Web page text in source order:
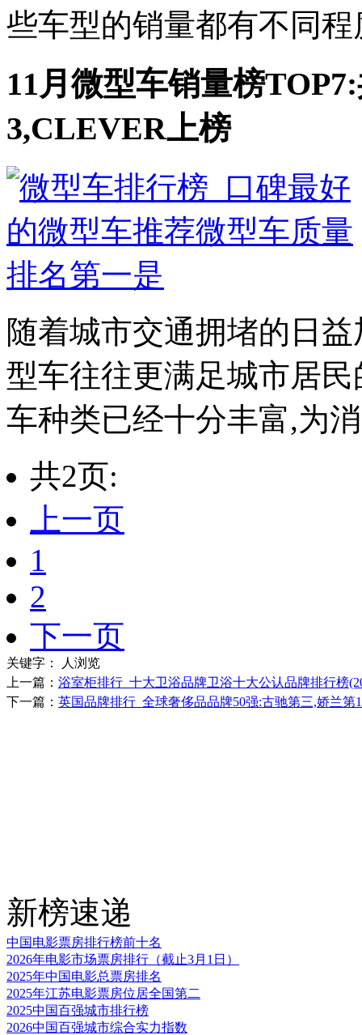
些车型的销量都有不同
11月微型车销量榜
3,CLEVER上榜
随着城市交通拥堵的日
型车往往更满足城市居
车种类已经十分丰富,为
共2页:
上一页
1
2
下一页
关键字：
人浏览
上一篇： 浴室柜排行_十大卫浴品牌卫浴十大公认品牌排行榜
下一篇： 英国品牌排行_全球奢侈品品牌50强:古驰第三,娇兰第
新榜速递
中国电影票房排行榜前十名
2026年电影市场票房排行（截止3月1日）
2025年中国电影总票房排名
2025年江苏电影票房位居全国第二
2025中国百强城市排行榜
2026中国百强城市综合实力指数